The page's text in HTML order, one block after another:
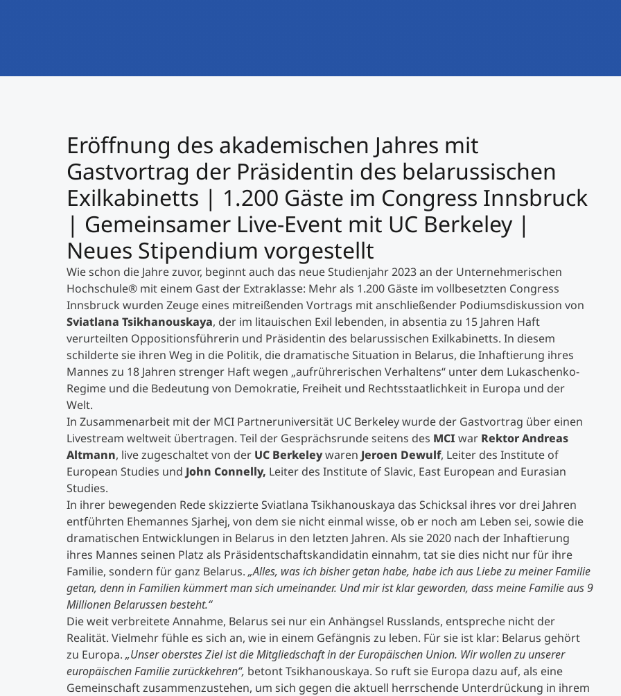
Masterclasses
Management-Seminare
Maßgeschneiderte Programme
Studienberatung
Executive Education Finder
Eröffnung des akademischen Jahres mit
Gastvortrag der Präsidentin des belarussischen
Exilkabinetts | 1.200 Gäste im Congress Innsbruck
| Gemeinsamer Live-Event mit UC Berkeley |
Neues Stipendium vorgestellt
Wie schon die Jahre zuvor, beginnt auch das neue Studienjahr 2023 an der Unternehmerischen
Hochschule® mit einem Gast der Extraklasse: Mehr als 1.200 Gäste im vollbesetzten Congress
Innsbruck wurden Zeuge eines mitreißenden Vortrags mit anschließender Podiumsdiskussion von
Sviatlana Tsikhanouskaya, der im litauischen Exil lebenden, in absentia zu 15 Jahren Haft
verurteilten Oppositionsführerin und Präsidentin des belarussischen Exilkabinetts. In diesem
schilderte sie ihren Weg in die Politik, die dramatische Situation in Belarus, die Inhaftierung ihres
Mannes zu 18 Jahren strenger Haft wegen „aufrührerischen Verhaltens“ unter dem Lukaschenko-
Regime und die Bedeutung von Demokratie, Freiheit und Rechtsstaatlichkeit in Europa und der
Welt.
In Zusammenarbeit mit der MCI Partneruniversität UC Berkeley wurde der Gastvortrag über einen
Livestream weltweit übertragen. Teil der Gesprächsrunde seitens des MCI war Rektor Andreas
Altmann, live zugeschaltet von der UC Berkeleywaren Jeroen Dewulf, Leiter des Institute of
European Studies und John Connelly, Leiter des Institute of Slavic, East European and Eurasian
Studies.
In ihrer bewegenden Rede skizzierte Sviatlana Tsikhanouskaya das Schicksal ihres vor drei Jahren
entführten Ehemannes Sjarhej, von dem sie nicht einmal wisse, ob er noch am Leben sei, sowie die
dramatischen Entwicklungen in Belarus in den letzten Jahren. Als sie 2020 nach der Inhaftierung
ihres Mannes seinen Platz als Präsidentschaftskandidatin einnahm, tat sie dies nicht nur für ihre
Familie, sondern für ganz Belarus. „Alles, was ich bisher getan habe, habe ich aus Liebe zu meiner Familie
getan, denn in Familien kümmert man sich umeinander. Und mir ist klar geworden, dass meine Familie aus 9
Millionen Belarussen besteht.“
Die weit verbreitete Annahme, Belarus sei nur ein Anhängsel Russlands, entspreche nicht der
Realität. Vielmehr fühle es sich an, wie in einem Gefängnis zu leben. Für sie ist klar: Belarus gehört
zu Europa. „Unser oberstes Ziel ist die Mitgliedschaft in der Europäischen Union. Wir wollen zu unserer
europäischen Familie zurückkehren“, betont Tsikhanouskaya. So ruft sie Europa dazu auf, als eine
Gemeinschaft zusammenzustehen, um sich gegen die aktuell herrschende Unterdrückung in ihrem